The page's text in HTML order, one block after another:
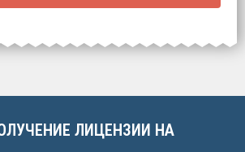
для начала расчёта.
ЛИЦЕНЗИИ НА